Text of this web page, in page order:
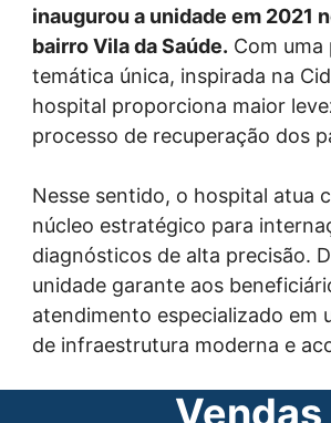
inaugurou a unidade em 2021
bairro Vila da Saúde. Com
temática única, inspirada na
hospital proporciona maior
processo de recuperação dos
Nesse sentido, o hospital atua
núcleo estratégico para
diagnósticos de alta precisão.
unidade garante aos
atendimento especializado em
de infraestrutura moderna e
Vendas